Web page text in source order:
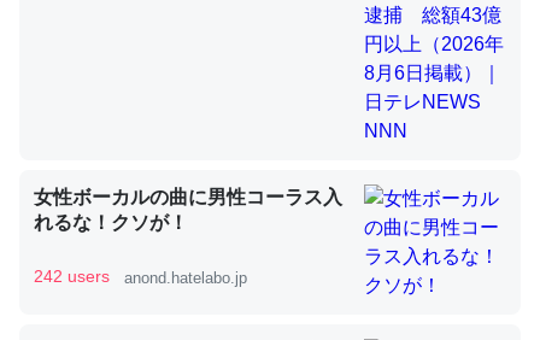
昆虫ってカルシウム少ないのか。知らんかった。調べたら
─ニュース :: 【研究発表】昆虫学の大問題＝「昆虫はなぜ海にいな
いのか」に関する新仮説
女性ボーカルの曲に男性コーラス入
れるな！クソが！
242 users anond.hatelabo.jp